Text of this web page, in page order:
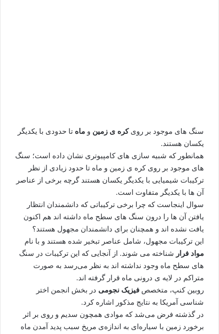
سنگ های موجود بر روی کره ی زمین و ماه تا حدودی با یکدیگر
یکسان هستند.
همانطور که شبیه سازی های کامپیوتری نشان داده است؛ سنگ
های موجود بر روی کره ی زمین و ماه تا حدود زیادی از نظر
ترکیبات شیمیایی با یکدیگر یکسان هستند گرچه برخی از عناصر
آن ها با یکدیگر متفاوت است.
سوال اینجاست که چرا برخی ترکیباتی که دانشمندان انتظار
یافتن آن ها را درون سنگ های سطح ماه داشته اند هم اکنون
یافت نشده اند و همچنان برای دانشمندان مجهول هستند؟
این ترکیبات مجهول، شامل عناصر تبخیر شده هستند و با نام
مواد فرار شناخته می شوند. از آنجایی که این ترکیبات در سنگ
های سطح ماه وجود نداشته اند به نظر می‌رسد به صورت
متراکم در لایه ی درونی ماه قرار گرفته اند.
روبین کنپ، متخصص فیزیک نجومی در بخش انجمن اختر
شناسی آمریکا به نتایج مذکور اشاره کرد.
در گذشته فرض می‌شد که موادی همچون سدیم و روی بر اثر
برخورد زمین با سیاره‌ای به اندازه‌ی مریخ سبب پدید آمدن ماه